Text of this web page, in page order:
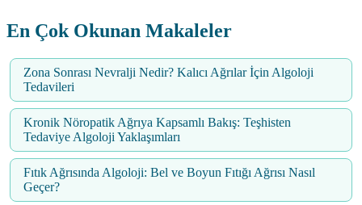
En Çok Okunan Makaleler
Zona Sonrası Nevralji Nedir? Kalıcı Ağrılar İçin Algoloji
Tedavileri
Kronik Nöropatik Ağrıya Kapsamlı Bakış: Teşhisten
Tedaviye Algoloji Yaklaşımları
Fıtık Ağrısında Algoloji: Bel ve Boyun Fıtığı Ağrısı Nasıl
Geçer?